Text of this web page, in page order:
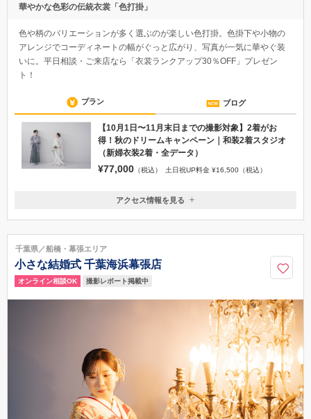
華やかな色彩の伝統衣裳「色打掛」
色や柄のバリエーションが多く選ぶのが楽しい色打掛。色掛下や小物の
アレンジでコーディネートの幅がぐっと広がり、写真が一気に華やぐ装
いに。平日相談・ご来店なら「衣裳ランクアップ30％OFF」プレゼン
ト！
プラン ブログ
【10月1日〜11月末日までの撮影対象】2着がお
得！秋のドリームキャンペーン｜和装2着スタジオ
（新婦衣装2着・全データ）
¥77,000 （税込） 土日祝UP料金 ¥16,500（税込）
千葉県千葉市美浜区中瀬2-6-1 WBGマリブイースト2F
043-350-0701
アクセス情報を見る
千葉県／船橋・幕張エリア
小さな結婚式 千葉海浜幕張店
オンライン相談OK 撮影レポート掲載中